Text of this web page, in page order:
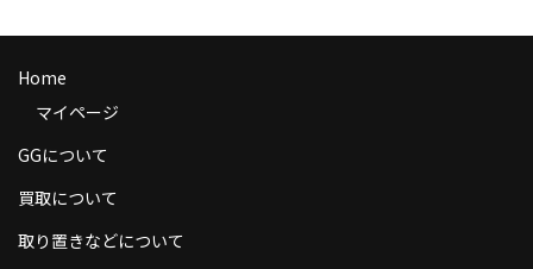
送料
商品の発送
お支払い方法
Home
マイページ
GGについて
買取について
取り置きなどについて